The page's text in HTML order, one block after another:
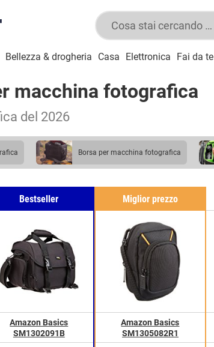
Bellezza & drogheria Casa Elettronica Fai da te
macchina fotografica
del 2026
borsa per macchina fotografica
Bestseller
Amazon Basics
SM1302091B
Miglior prezzo
Amazon Basics
SM1305082R1